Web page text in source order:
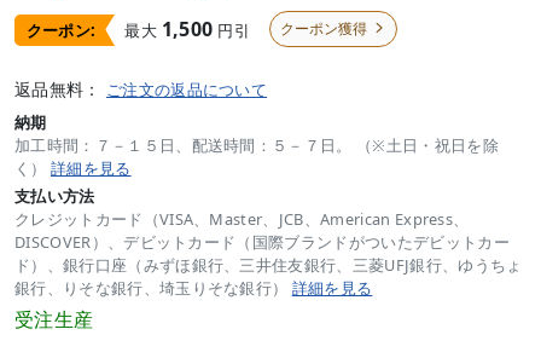
クーポン: 最大 1,500 円引 クーポン獲得 
返品無料： ご注文の返品について
納期
加工時間：７－１５日、配送時間：５－７日。 （※土日・祝日を除
く） 詳細を見る
支払い方法
クレジットカード（VISA、Master、JCB、American Express、
DISCOVER）、デビットカード（国際ブランドがついたデビットカー
ド）、銀行口座（みずほ銀行、三井住友銀行、三菱UFJ銀行、ゆうちょ
銀行、りそな銀行、埼玉りそな銀行） 詳細を見る
受注生産